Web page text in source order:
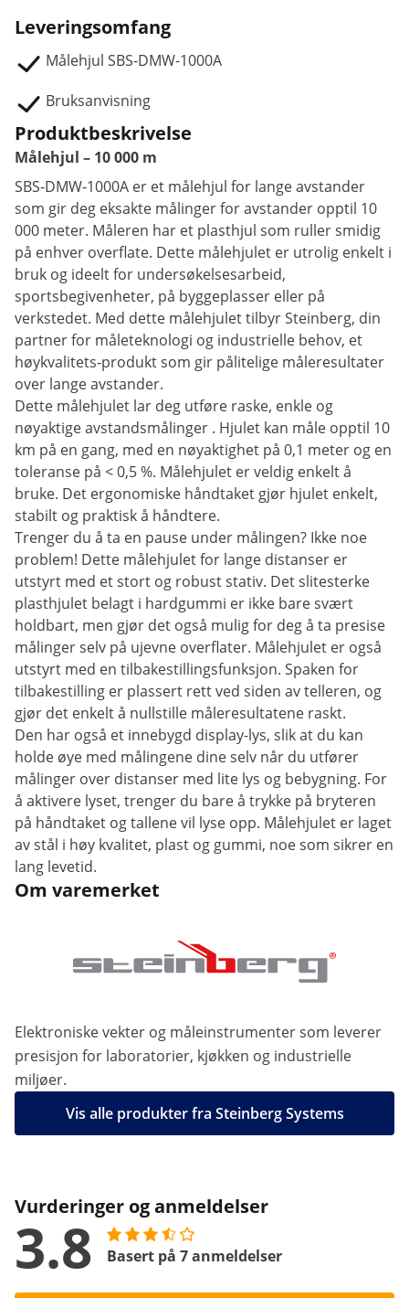
Leveringsomfang
Målehjul SBS-DMW-1000A
Bruksanvisning
Produktbeskrivelse
Målehjul – 10 000 m
SBS-DMW-1000A er et målehjul for lange avstander
som gir deg eksakte målinger for avstander opptil 10
000 meter. Måleren har et plasthjul som ruller smidig
på enhver overflate. Dette målehjulet er utrolig enkelt i
bruk og ideelt for undersøkelsesarbeid,
sportsbegivenheter, på byggeplasser eller på
verkstedet. Med dette målehjulet tilbyr Steinberg, din
partner for måleteknologi og industrielle behov, et
høykvalitets-produkt som gir pålitelige måleresultater
over lange avstander.
Dette målehjulet lar deg utføre raske, enkle og
nøyaktige avstandsmålinger . Hjulet kan måle opptil 10
km på en gang, med en nøyaktighet på 0,1 meter og en
toleranse på < 0,5 %. Målehjulet er veldig enkelt å
bruke. Det ergonomiske håndtaket gjør hjulet enkelt,
stabilt og praktisk å håndtere.
Trenger du å ta en pause under målingen? Ikke noe
problem! Dette målehjulet for lange distanser er
utstyrt med et stort og robust stativ. Det slitesterke
plasthjulet belagt i hardgummi er ikke bare svært
holdbart, men gjør det også mulig for deg å ta presise
målinger selv på ujevne overflater. Målehjulet er også
utstyrt med en tilbakestillingsfunksjon. Spaken for
tilbakestilling er plassert rett ved siden av telleren, og
gjør det enkelt å nullstille måleresultatene raskt.
Den har også et innebygd display-lys, slik at du kan
holde øye med målingene dine selv når du utfører
målinger over distanser med lite lys og bebygning. For
å aktivere lyset, trenger du bare å trykke på bryteren
på håndtaket og tallene vil lyse opp. Målehjulet er laget
av stål i høy kvalitet, plast og gummi, noe som sikrer en
lang levetid.
Om varemerket
Elektroniske vekter og måleinstrumenter som leverer
presisjon for laboratorier, kjøkken og industrielle
miljøer.
Vis alle produkter fra Steinberg Systems
Vurderinger og anmeldelser
3.8 Basert på 7 anmeldelser